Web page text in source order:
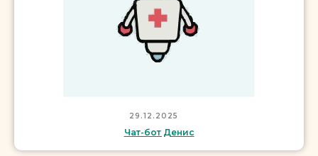
29.12.2025
Чат-бот Денис